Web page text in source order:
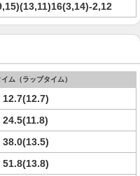
2,12
ム（ラップタイム）
12.7(12.7)
24.5(11.8)
38.0(13.5)
51.8(13.8)